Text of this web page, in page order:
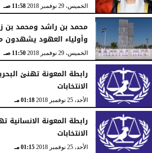
الخميس، 29 نوفمبر 2018 11:58 صـ
محمد بن راشد ومحمد بن
وأولياء العهود يشهدون
الخميس، 29 نوفمبر 2018 11:50 صـ
رابطة المعونة تهنئ
الانتخابات
الأحد، 25 نوفمبر 2018 01:18 مـ
رابطة المعونة الانسانية
الانتخابات
الأحد، 25 نوفمبر 2018 01:15 مـ